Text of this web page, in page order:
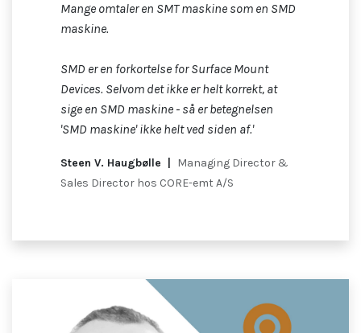
Mange omtaler en SMT maskine som en SMD
maskine.
SMD er en forkortelse for Surface Mount
Devices. Selvom det ikke er helt korrekt, at
sige en SMD maskine - så er betegnelsen
'SMD maskine' ikke helt ved siden af.'
Steen V. Haugbølle | Managing Director &
Sales Director hos CORE-emt A/S